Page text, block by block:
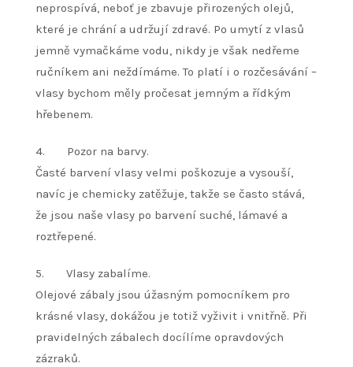
neprospívá, neboť je zbavuje přirozených olejů,
které je chrání a udržují zdravé. Po umytí z vlasů
jemně vymačkáme vodu, nikdy je však nedřeme
ručníkem ani neždímáme. To platí i o rozčesávání –
vlasy bychom měly pročesat jemným a řídkým
hřebenem.
4. Pozor na barvy.
Časté barvení vlasy velmi poškozuje a vysouší,
navíc je chemicky zatěžuje, takže se často stává,
že jsou naše vlasy po barvení suché, lámavé a
roztřepené.
5. Vlasy zabalíme.
Olejové zábaly jsou úžasným pomocníkem pro
krásné vlasy, dokážou je totiž vyživit i vnitřně. Při
pravidelných zábalech docílíme opravdových
zázraků.